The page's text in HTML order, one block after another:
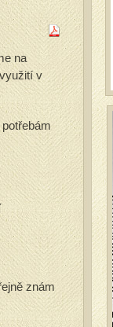
na
v
znám